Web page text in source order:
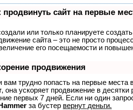
продвинуть сайт на первые
или только планируете
сайта – это не просто
его посещаемости и
продвижения
вам трудно попасть на первые места
, она ускоряет продвижение в
первых 7 дней. Если ни один
за бустер вернут деньги.